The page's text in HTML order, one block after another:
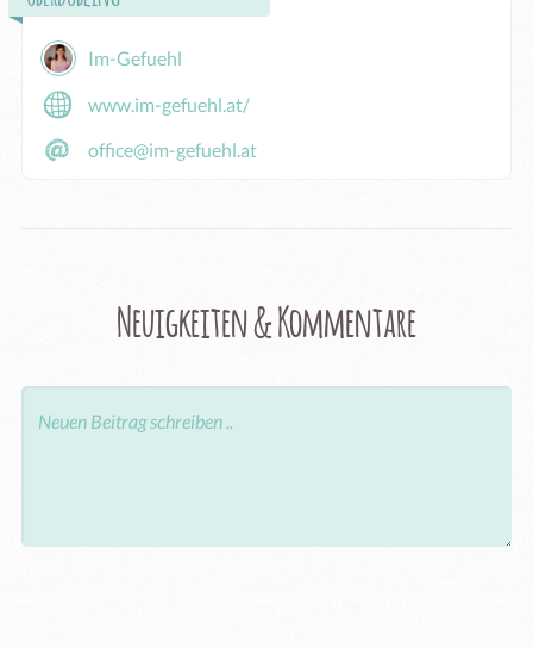
Im-Gefuehl
www.im-gefuehl.at/
office@im-gefuehl.at
Neuigkeiten & Kommentare